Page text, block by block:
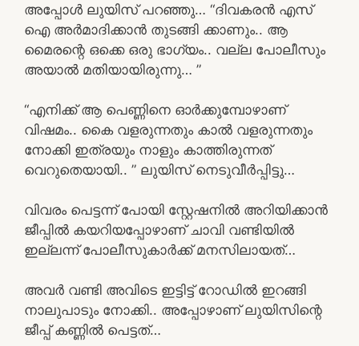
അപ്പോൾ ലുയിസ് പറഞ്ഞു… “ദിവകരൻ എസ്
ഐ അർമാദിക്കാൻ തുടങ്ങി ക്കാണും.. ആ
മൈരന്റെ ഒക്കെ ഒരു ഭാഗ്യം.. വല്ല പോലീസും
അയാൽ മതിയായിരുന്നു… ”
“എനിക്ക് ആ പെണ്ണിനെ ഓർക്കുമ്പോഴാണ്
വിഷമം.. കൈ വളരുന്നതും കാൽ വളരുന്നതും
നോക്കി ഇത്രയും നാളും കാത്തിരുന്നത്
വെറുതെയായി.. ” ലുയിസ് നെടുവീർപ്പിട്ടു…
വിവരം പെട്ടന്ന് പോയി സ്റ്റേഷനിൽ അറിയിക്കാൻ
ജീപ്പിൽ കയറിയപ്പോഴാണ് ചാവി വണ്ടിയിൽ
ഇല്ലന്ന് പോലീസുകാർക്ക് മനസിലായത്…
അവർ വണ്ടി അവിടെ ഇട്ടിട്ട് റോഡിൽ ഇറങ്ങി
നാലുപാടും നോക്കി.. അപ്പോഴാണ് ലുയിസിന്റെ
ജീപ്പ് കണ്ണിൽ പെട്ടത്…